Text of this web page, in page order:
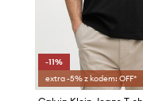
-11%
extra -5% z kodem: OFF*